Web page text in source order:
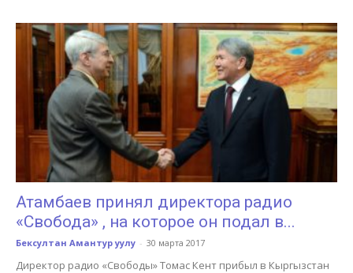
Атамбаев принял директора радио
«Свобода» , на которое он подал в...
Бексултан Амантур уулу - 30 марта 2017
Директор радио «Свободы» Томас Кент прибыл в Кыргызстан